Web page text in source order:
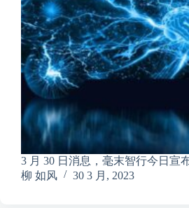
3 月 30 日消息，毫末智行今日宣
柳 如风
30 3 月, 2023